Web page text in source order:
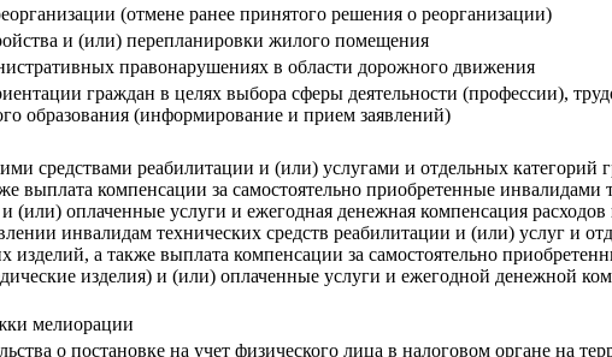
(отмене ранее принятого решения о реорганизации)
и (или) перепланировки жилого помещения
правонарушениях в области дорожного движения
граждан в целях выбора сферы деятельности (профессии),
образования (информирование и прием заявлений)
средствами реабилитации и (или) услугами и отдельных категорий
выплата компенсации за самостоятельно приобретенные
(или) оплаченные услуги и ежегодная денежная компенсация
инвалидам технических средств реабилитации и (или) услуг и
изделий, а также выплата компенсации за самостоятельно
изделия) и (или) оплаченные услуги и ежегодной денежной
мелиорации
о постановке на учет физического лица в налоговом органе на